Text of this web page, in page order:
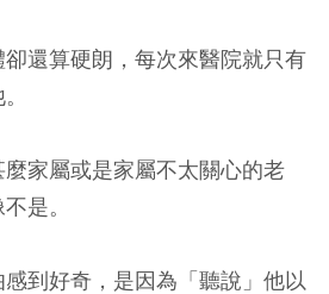
還算硬朗，每次來醫院就只有
家屬或是家屬不太關心的老
是。
到好奇，是因為「聽說」他以